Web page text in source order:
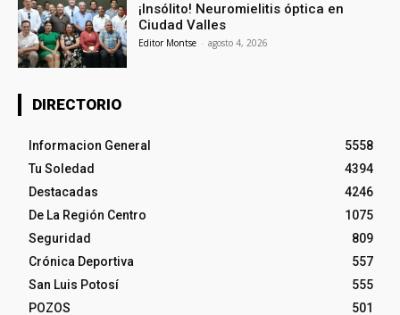
¡Insólito! Neuromielitis óptica en
Ciudad Valles
Editor Montse - agosto 4, 2026
DIRECTORIO
Informacion General
5558
Tu Soledad
4394
Destacadas
4246
De La Región Centro
1075
Seguridad
809
Crónica Deportiva
557
San Luis Potosí
555
POZOS
501